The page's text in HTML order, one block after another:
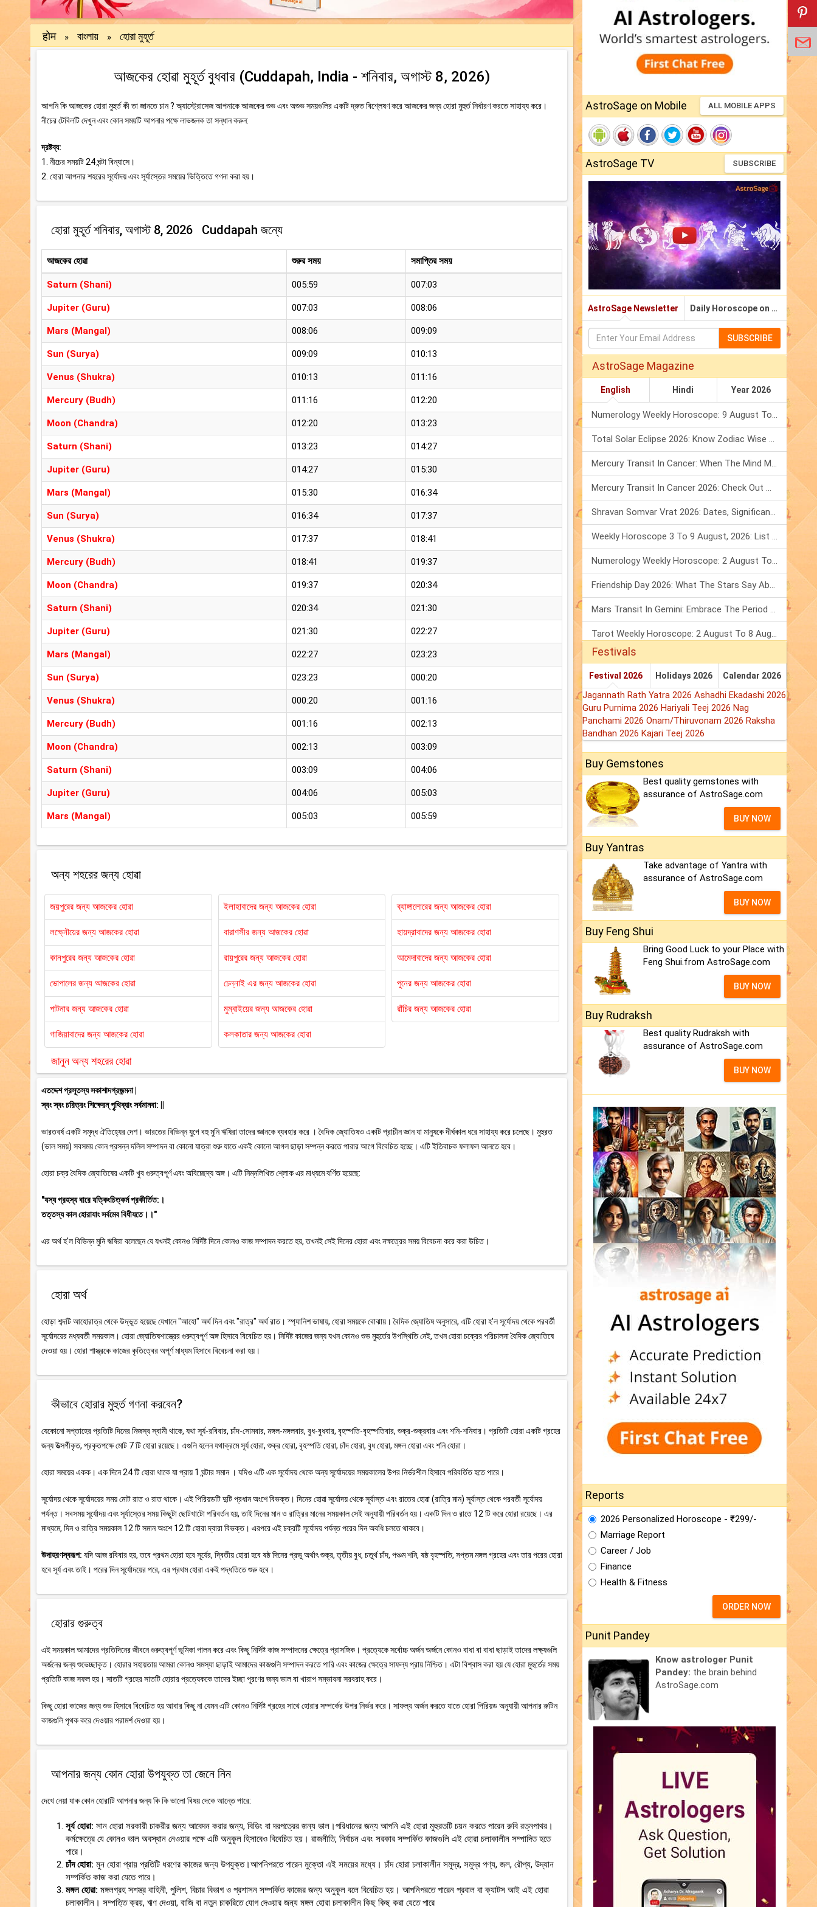
होम » বাংলায় » হোরা মুহূর্ত
আজকের হোৱা মুহূর্ত বুধবার (Cuddapah, India - শনিবার, অগাস্ট 8, 2026)
আপনি কি আজকের হোরা মুহুর্ত কী তা জানতে চান ? অ্যাস্ট্রোসেজ আপনাকে আজকের শুভ এবং অশুভ সময়গুলির একটি দ্রুত বিশ্লেষণ করে আজকের জন্য হোরা মুহুর্ত নির্ধারণ করতে সাহায্য করে।
নীচের টেবিলটি দেখুন এবং কোন সময়টি আপনার পক্ষে লাভজনক তা সন্ধান করুন:
দ্রষ্টব্য:
1. নীচের সময়টি 24 ঘন্টা বিন্যাসে।
2. হোরা আপনার শহরের সূর্যোদয় এবং সূর্যাস্তের সময়ের ভিত্তিতে গণনা করা হয়।
হোরা মুহূর্ত শনিবার, অগাস্ট 8, 2026 Cuddapah জন্যে
আজকের হোৱা শুরুর সময় সমাপ্তির সময়
Saturn (Shani) 005:59 007:03
Jupiter (Guru) 007:03 008:06
Mars (Mangal) 008:06 009:09
Sun (Surya) 009:09 010:13
Venus (Shukra) 010:13 011:16
Mercury (Budh) 011:16 012:20
Moon (Chandra) 012:20 013:23
Saturn (Shani) 013:23 014:27
Jupiter (Guru) 014:27 015:30
Mars (Mangal) 015:30 016:34
Sun (Surya) 016:34 017:37
Venus (Shukra) 017:37 018:41
Mercury (Budh) 018:41 019:37
Moon (Chandra) 019:37 020:34
Saturn (Shani) 020:34 021:30
Jupiter (Guru) 021:30 022:27
Mars (Mangal) 022:27 023:23
Sun (Surya) 023:23 000:20
Venus (Shukra) 000:20 001:16
Mercury (Budh) 001:16 002:13
Moon (Chandra) 002:13 003:09
Saturn (Shani) 003:09 004:06
Jupiter (Guru) 004:06 005:03
Mars (Mangal) 005:03 005:59
অন্য শহরের জন্য হোৱা
জয়পুরের জন্য আজকের হোৱা
লক্ষ্নৌয়ের জন্য আজকের হোৱা
কানপুরের জন্য আজকের হোৱা
ভোপালের জন্য আজকের হোৱা
পাটনার জন্য আজকের হোৱা
গাজিয়াবাদের জন্য আজকের হোৱা
ইলাহাবাদের জন্য আজকের হোৱা
বারাণসীর জন্য আজকের হোৱা
রায়পুরের জন্য আজকের হোৱা
চেন্নাই এর জন্য আজকের হোৱা
মুম্বাইয়ের জন্য আজকের হোৱা
কলকাতার জন্য আজকের হোৱা
ব্যাঙ্গালোরের জন্য আজকের হোৱা
হায়দ্রাবাদের জন্য আজকের হোৱা
আমেদাবাদের জন্য আজকের হোৱা
পুনের জন্য আজকের হোৱা
রাঁচির জন্য আজকের হোৱা
জানুন অন্য শহরের হোৱা
এতদ্দেশ প্রসূতস্য সকাশাদগ্রজন্মনা |
স্বং স্বং চরিত্রং শিক্ষেরন্ পৄথিব্যাং সর্বমানবা: ||
ভারতবর্ষ একটি সমৃদ্ধ ঐতিহ্যের দেশ। ভারতের বিভিন্ন যুগে বহু মুনি ঋষিরা তাদের জ্ঞানকে ব্যবহার করে । বৈদিক জ্যোতিষও একটি প্রাচীন জ্ঞান যা মানুষকে দীর্ঘকাল ধরে সাহায্য করে চলেছে। মুহুরত
(ভাল সময়) সবসময় কোন প্রসন্ন দলিল সম্পাদন বা কোনো যাত্রা শুরু যাতে একই কোনো আগল ছাড়া সম্পন্ন করতে পারার আগে বিবেচিত হচ্ছে। এটি ইতিবাচক ফলাফল আনতে হবে।
হোরা চক্র বৈদিক জ্যোতিষের একটি খুব গুরুত্বপূর্ণ এবং অবিচ্ছেদ্য অঙ্গ। এটি নিম্নলিখিত শ্লোক এর মাধ্যমে বর্ণিত হয়েছে:
"যস্য গ্রহস্য বারে যত্কিংচিত্কর্ম প্রকীর্তিত:।
তত্তস্য কাল হোরাযাং সর্বমেব বিধীযতে।।"
এর অর্থ হ'ল বিভিন্ন মুনি ঋষিরা বলেছেন যে যখনই কোনও নির্দিষ্ট দিনে কোনও কাজ সম্পাদন করতে হয়, তখনই সেই দিনের হোরা এবং নক্ষত্রের সময় বিবেচনা করে করা উচিত।
হোরা অর্থ
হোড়া শব্দটি আহোরাত্র থেকে উদ্ভূত হয়েছে যেখানে "আহো" অর্থ দিন এবং "রাত্র" অর্থ রাত। স্প্যানিশ ভাষায়, হোরা সময়কে বোঝায়। বৈদিক জ্যোতিষ অনুসারে, এটি হোরা হ'ল সূর্যোদয় থেকে পরবর্তী
সূর্যোদয়ের মধ্যবর্তী সময়কাল। হোরা জ্যোতিষশাস্ত্রের গুরুত্বপূর্ণ অঙ্গ হিসাবে বিবেচিত হয়। নির্দিষ্ট কাজের জন্য যখন কোনও শুভ মুহুর্তের উপস্থিতি নেই, তখন হোরা চক্রের পরিচালনা বৈদিক জ্যোতিষে
দেওয়া হয়। হোরা শাস্ত্রকে কাজের কৃতিত্বের অপূর্ণ মাধ্যম হিসাবে বিবেচনা করা হয়।
কীভাবে হোরার মুহুর্ত গণনা করবেন?
যেকোনো সপ্তাহের প্রতিটি দিনের নিজস্ব স্বামী থাকে, যথা সূর্য-রবিবার, চাঁদ-সোমবার, মঙ্গল-মঙ্গলবার, বুধ-বুধবার, বৃহস্পতি-বৃহস্পতিবার, শুক্র-শুক্রবার এবং শনি-শনিবার। প্রতিটি হোরা একটি গ্রহের
জন্য উত্সর্গীকৃত, প্রকৃতপক্ষে মোট 7 টি হোরা রয়েছে। এগুলি হলেন যথাক্রমে সূর্য হোরা, শুক্র হোরা, বৃহস্পতি হোরা, চাঁদ হোরা, বুধ হোরা, মঙ্গল হোরা এবং শনি হোরা।
হোরা সময়ের একক। এক দিনে 24 টি হোরা থাকে যা প্রায় 1 ঘন্টার সমান । যদিও এটি এক সূর্যোদয় থেকে অন্য সূর্যোদয়ের সময়কালের উপর নির্ভরশীল হিসাবে পরিবর্তিত হতে পারে।
সূর্যোদয় থেকে সূর্যোদয়ের সময় মোট রাত ও রাত থাকে। এই পিরিয়ডটি দুটি প্রধান অংশে বিভক্ত। দিনের হোৱা সূর্যোদয় থেকে সূর্যাস্ত এবং রাতের হোৱা (রাত্রি মান) সূর্যাস্ত থেকে পরবর্তী সূর্যোদয়
পর্যন্ত। সবসময় সূর্যোদয় এবং সূর্যাস্তের সময় কিছুটা ছোটখাটো পরিবর্তন হয়, তাই দিনের মান ও রাত্রির মানের সময়কাল সেই অনুযায়ী পরিবর্তন হয়। একটি দিন ও রাতে 12 টি করে হোরা রয়েছে। এর
মাধ্যমে, দিন ও রাত্রি সময়কাল 12 টি সমান অংশে 12 টি হোরা দ্বারা বিভক্ত। এরপরে এই চক্রটি সূর্যোদয় পর্যন্ত পরের দিন অবধি চলতে থাকবে।
উদাহরণস্বরূপ: যদি আজ রবিবার হয়, তবে প্রথম হোরা হবে সূর্যের, দ্বিতীয় হোরা হবে ষষ্ঠ দিনের প্রভু অর্থাৎ শুক্র, তৃতীয় বুধ, চতুর্থ চাঁদ, পঞ্চম শনি, ষষ্ঠ বৃহস্পতি, সপ্তম মঙ্গল গ্রহের এবং তার পরের হোরা
হবে সূর্য এবং তাই। পরের দিন সূর্যোদয়ের পরে, এর প্রথম হোরা একই পদ্ধতিতে শুরু হবে।
হোরার গুরুত্ব
এই সময়কাল আমাদের প্রতিদিনের জীবনে গুরুত্বপূর্ণ ভূমিকা পালন করে এবং কিছু নির্দিষ্ট কাজ সম্পাদনের ক্ষেত্রে প্রাসঙ্গিক। প্রত্যেকে সর্বোচ্চ অর্জন অর্জনে কোনও বাধা বা বাধা ছাড়াই তাদের লক্ষ্যগুলি
অর্জনের জন্য শুভেচ্ছাকৃত। হোরার সহায়তায় আমরা কোনও সমস্যা ছাড়াই আমাদের কাজগুলি সম্পাদন করতে পারি এবং কাজের ক্ষেত্রে সাফল্য প্রায় নিশ্চিত। এটা বিশ্বাস করা হয় যে হোরা মুহুর্তের সময়
প্রতিটি কাজ সফল হয়। সাতটি গ্রহের সাতটি হোরার প্রত্যেককে তাদের ইচ্ছা পূরণের জন্য ভাল বা খারাপ সম্ভাবনা সরবরাহ করে।
কিছু হোরা কাজের জন্য শুভ হিসাবে বিবেচিত হয় আবার কিছু না যেমন এটি কোনও নির্দিষ্ট গ্রহের সাথে হোরার সম্পর্কের উপর নির্ভর করে। সাফল্য অর্জন করতে যাতে হোরা পিরিয়ড অনুযায়ী আপনার রুটিন
কাজগুলি পৃথক করে দেওয়ার পরামর্শ দেওয়া হয়।
আপনার জন্য কোন হোরা উপযুক্ত তা জেনে নিন
দেখে নেয়া যাক কোন হোরাটি আপনার জন্য কি কি ভালো বিষয় দেকে আন্তে পারে:
সূর্য হোরা: সান হোরা সরকারী চাকরীর জন্য আবেদন করার জন্য, বিডিং বা দরপত্রের জন্য ভাল।পরিধানের জন্য আপনি এই হোরা মুহুরতটি চয়ন করতে পারেন রুবি রত্নপাথর।
কর্মক্ষেত্রে যে কোনও ভাল অবস্থান নেওয়ার পক্ষে এটি অনুকূল হিসাবেও বিবেচিত হয়। রাজনীতি, নির্বাচন এবং সরকার সম্পর্কিত কাজগুলি এই হোরা চলাকালীন সম্পাদিত হতে
পারে।
চাঁদ হোরা: মুন হোরা প্রায় প্রতিটি ধরণের কাজের জন্য উপযুক্ত।আপনিপরতে পারেন মুক্তো এই সময়ের মধ্যে। চাঁদ হোরা চলাকালীন সমুদ্র, সমুদ্র পণ্য, জল, রৌপ্য, উদ্যান
সম্পর্কিত কাজ করা যেতে পারে।
মঙ্গল হোরা: মঙ্গলগ্রহ সশস্ত্র বাহিনী, পুলিশ, বিচার বিভাগ ও প্রশাসন সম্পর্কিত কাজের জন্য অনুকূল বলে বিবেচিত হয়। আপনিপরতে পারেন প্রবাল বা ক্যাটস আই এই হোরা
চলাকালীন। সম্পত্তি ক্রয়, ঋণ দেওয়া, বাজি বা নতুন চাকরিতে যোগ দেওয়ার জন্য মঙ্গল হোরা চলাকালীন কিছু কিছু করা যেতে পারে
AstroSage on Mobile ALL MOBILE APPS
AstroSage TV SUBSCRIBE
AstroSage Newsletter Daily Horoscope on Email
SUBSCRIBE
AstroSage Magazine
English Hindi Year 2026
Numerology Weekly Horoscope: 9 August To 15 August, 2026
Total Solar Eclipse 2026: Know Zodiac Wise Prediction
Mercury Transit In Cancer: When The Mind Meets The Heart!
Mercury Transit In Cancer 2026: Check Out What It Brings For You
Shravan Somvar Vrat 2026: Dates, Significance & Rituals In August
Weekly Horoscope 3 To 9 August, 2026: List Of Fasts & Festivals
Numerology Weekly Horoscope: 2 August To 8 August, 2026
Friendship Day 2026: What The Stars Say About Your Best Friend!
Mars Transit In Gemini: Embrace The Period Full Of Energy & Intelligence
Tarot Weekly Horoscope: 2 August To 8 August, 2026
Festivals
Festival 2026 Holidays 2026 Calendar 2026
Jagannath Rath Yatra 2026 Ashadhi Ekadashi 2026
Guru Purnima 2026 Hariyali Teej 2026 Nag
Panchami 2026 Onam/Thiruvonam 2026 Raksha
Bandhan 2026 Kajari Teej 2026
Buy Gemstones
Best quality gemstones with
assurance of AstroSage.com
BUY NOW
Buy Yantras
Take advantage of Yantra with
assurance of AstroSage.com
BUY NOW
Buy Feng Shui
Bring Good Luck to your Place with
Feng Shui.from AstroSage.com
BUY NOW
Buy Rudraksh
Best quality Rudraksh with
assurance of AstroSage.com
BUY NOW
Reports
2026 Personalized Horoscope - ₹299/-
Marriage Report
Career / Job
Finance
Health & Fitness
ORDER NOW
Punit Pandey
Know astrologer Punit
Pandey: the brain behind
AstroSage.com